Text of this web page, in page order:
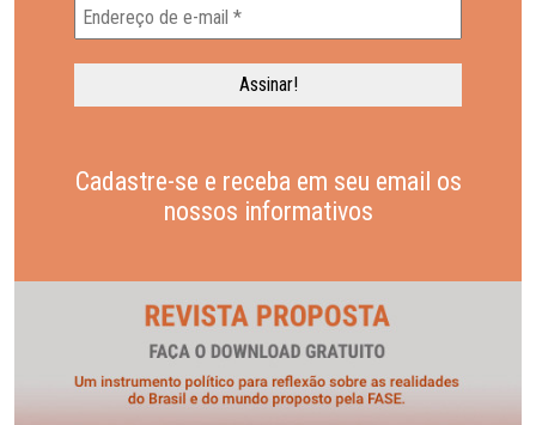
Cadastre-se e receba em seu email os
nossos informativos